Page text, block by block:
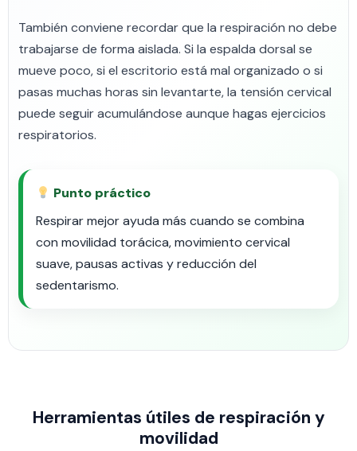
También conviene recordar que la respiración no debe
trabajarse de forma aislada. Si la espalda dorsal se
mueve poco, si el escritorio está mal organizado o si
pasas muchas horas sin levantarte, la tensión cervical
puede seguir acumulándose aunque hagas ejercicios
respiratorios.
Punto práctico
Respirar mejor ayuda más cuando se combina
con movilidad torácica, movimiento cervical
suave, pausas activas y reducción del
sedentarismo.
Herramientas útiles de respiración y
movilidad